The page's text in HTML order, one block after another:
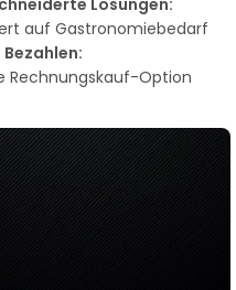
Lösungen:
auf Gastronomiebedarf
Rechnungskauf-Option